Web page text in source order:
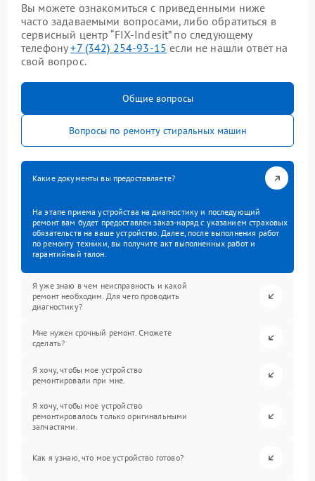
Вы можете ознакомиться с приведенными ниже
часто задаваемыми вопросами, либо обратиться в
сервисный центр “FIX-Indesit” по следующему
телефону+7 (342) 254-93-15 если не нашли ответ на
свой вопрос.
Общие вопросы
Вопросы по ремонту стиральных машин
Какие документы вы предоставляете?
На этапе приема устройства на диагностику и последующий
ремонт вам будет предоставлен заказ-наряд с указанием страховых
обязательств на ваше устройство. Далее, после выполнения работ
по ремонту техники, вы получите акт выполненных работ и
гарантийный талон.
Я уже знаю в чем неисправность и какой
ремонт необходим. Для чего проводить
диагностику?
Мне нужен срочный ремонт. Сможете
сделать?
Я хочу, чтобы мое устройство
ремонтировали при мне.
Я хочу, чтобы мое устройство
ремонтировалось только оригинальными
запчастями.
Как я узнаю, что мое устройство готово?